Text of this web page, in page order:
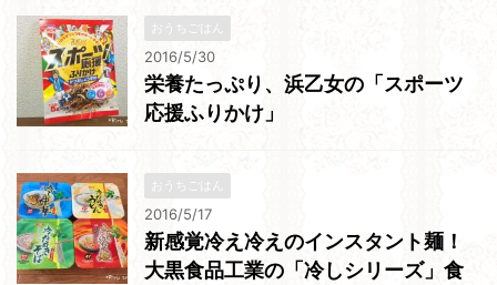
おうちごはん
2016/5/30
栄養たっぷり、浜乙女の「スポーツ
応援ふりかけ」
おうちごはん
2016/5/17
新感覚冷え冷えのインスタント麺！
大黒食品工業の「冷しシリーズ」食